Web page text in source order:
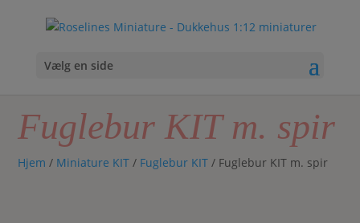
Vælg en side
Fuglebur KIT m. spir
Hjem / Miniature KIT / Fuglebur KIT / Fuglebur KIT m. spir